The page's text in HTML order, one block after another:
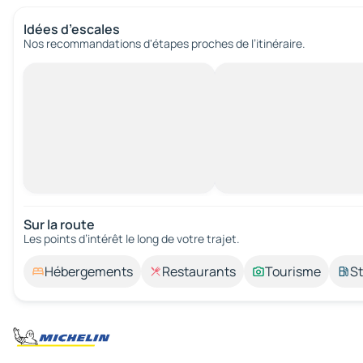
Idées d’escales
Nos recommandations d'étapes proches de l’itinéraire.
Sur la route
Les points d’intérêt le long de votre trajet.
Hébergements Restaurants Tourisme